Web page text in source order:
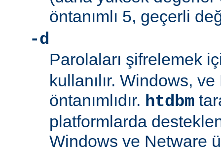
öntanımlı 5, geçerli
-d
Parolaları şifrelemek
kullanılır. Windows, ve
öntanımlıdır. htdbm
platformlarda
Windows ve Netware